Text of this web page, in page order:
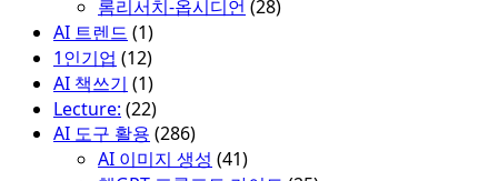
롬리서치-옵시디언 (28)
AI 트렌드 (1)
1인기업 (12)
AI 책쓰기 (1)
Lecture: (22)
AI 도구 활용 (286)
AI 이미지 생성 (41)